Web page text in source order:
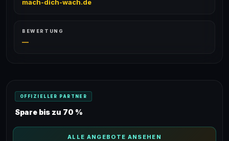
mach-dich-wach.de
BEWERTUNG
—
OFFIZIELLER PARTNER
Spare bis zu 70 %
ALLE ANGEBOTE ANSEHEN